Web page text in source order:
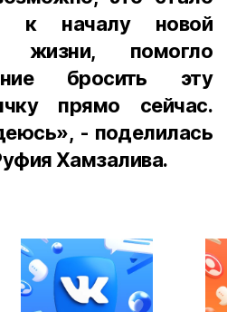
к началу новой
жизни, помогло
бросить эту
прямо сейчас.
- поделилась
Хамзалива.